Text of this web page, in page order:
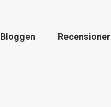
Bloggen Recensioner